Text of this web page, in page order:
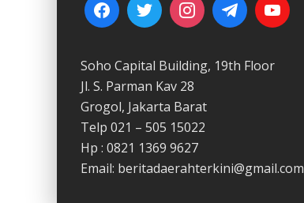
Soho Capital Building, 19th Floor
Jl. S. Parman Kav 28
Grogol, Jakarta Barat
Telp 021 – 505 15022
Hp : 0821 1369 9627
Email: beritadaerahterkini@gmail.com